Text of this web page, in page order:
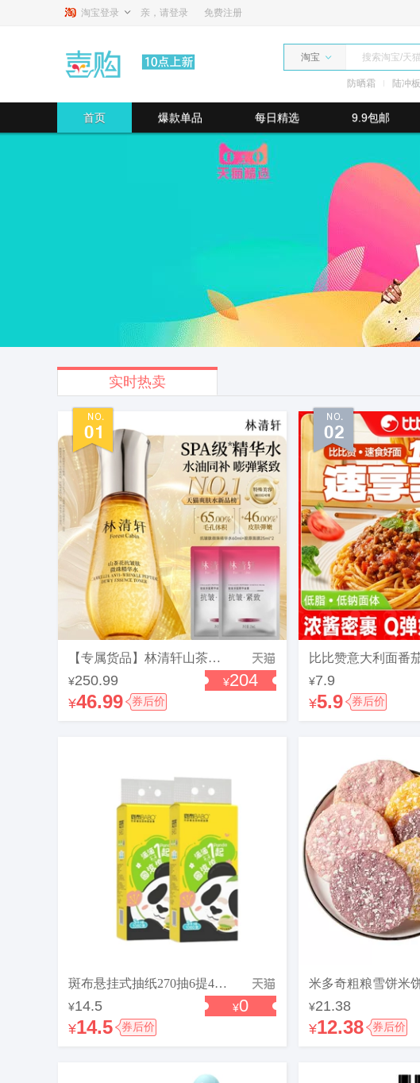
淘宝登录 亲，请登录 免费注册
淘宝
防晒霜 陆冲板
首页 爆款单品 每日精选 9.9包邮
最高返利2.00%
实时热卖
【专属货品】林清轩山茶花抗皱微珠精华爽肤水小金珠1.0护肤正品
¥250.99 ¥204
¥46.99 券后价
¥7.9
¥5.9 券后价
斑布悬挂式抽纸270抽6提4层S码家用卫生纸餐巾纸挂墙式纸巾
¥14.5 ¥0
¥14.5 券后价
¥21.38
¥12.38 券后价